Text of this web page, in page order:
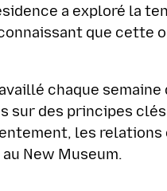
a exploré la
que cette
chaque
sur des principes
les relations
New Museum.